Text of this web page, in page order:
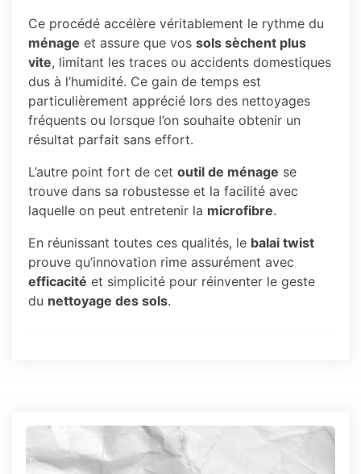
Ce procédé accélère véritablement le rythme du
ménage et assure que vos sols sèchent plus
vite, limitant les traces ou accidents domestiques
dus à l’humidité. Ce gain de temps est
particulièrement apprécié lors des nettoyages
fréquents ou lorsque l’on souhaite obtenir un
résultat parfait sans effort.
L’autre point fort de cet outil de ménage se
trouve dans sa robustesse et la facilité avec
laquelle on peut entretenir la microfibre.
En réunissant toutes ces qualités, le balai twist
prouve qu’innovation rime assurément avec
efficacité et simplicité pour réinventer le geste
du nettoyage des sols.